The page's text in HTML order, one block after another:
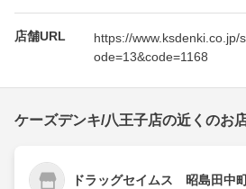
店舗URL
https://
ode=13&code=1168
ケーズデンキ/八王子店の近くのお
ドラッグセイムス 昭島田中